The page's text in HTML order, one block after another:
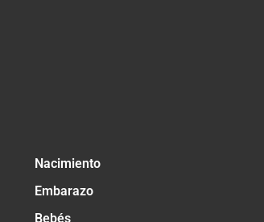
Nacimiento
Embarazo
Bebés